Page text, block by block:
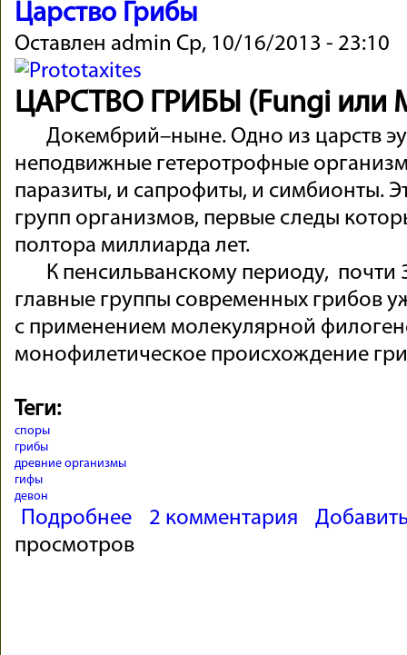
Царство Грибы
Оставлен admin Ср, 10/16/2013 - 23:10
ЦАРСТВО ГРИБЫ (Fungi или
Докембрий–ныне. Одно из царств
неподвижные гетеротрофные
паразиты, и сапрофиты, и симбионты.
групп организмов, первые следы
полтора миллиарда лет.
К пенсильванскому периоду, почти
главные группы современных грибов
с применением молекулярной
монофилетическое происхождение
Теги:
споры
грибы
древние организмы
гифы
девон
Подробнее о Царство Грибы
2 комментария
просмотров